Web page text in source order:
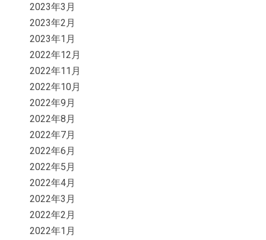
2023年3月
2023年2月
2023年1月
2022年12月
2022年11月
2022年10月
2022年9月
2022年8月
2022年7月
2022年6月
2022年5月
2022年4月
2022年3月
2022年2月
2022年1月